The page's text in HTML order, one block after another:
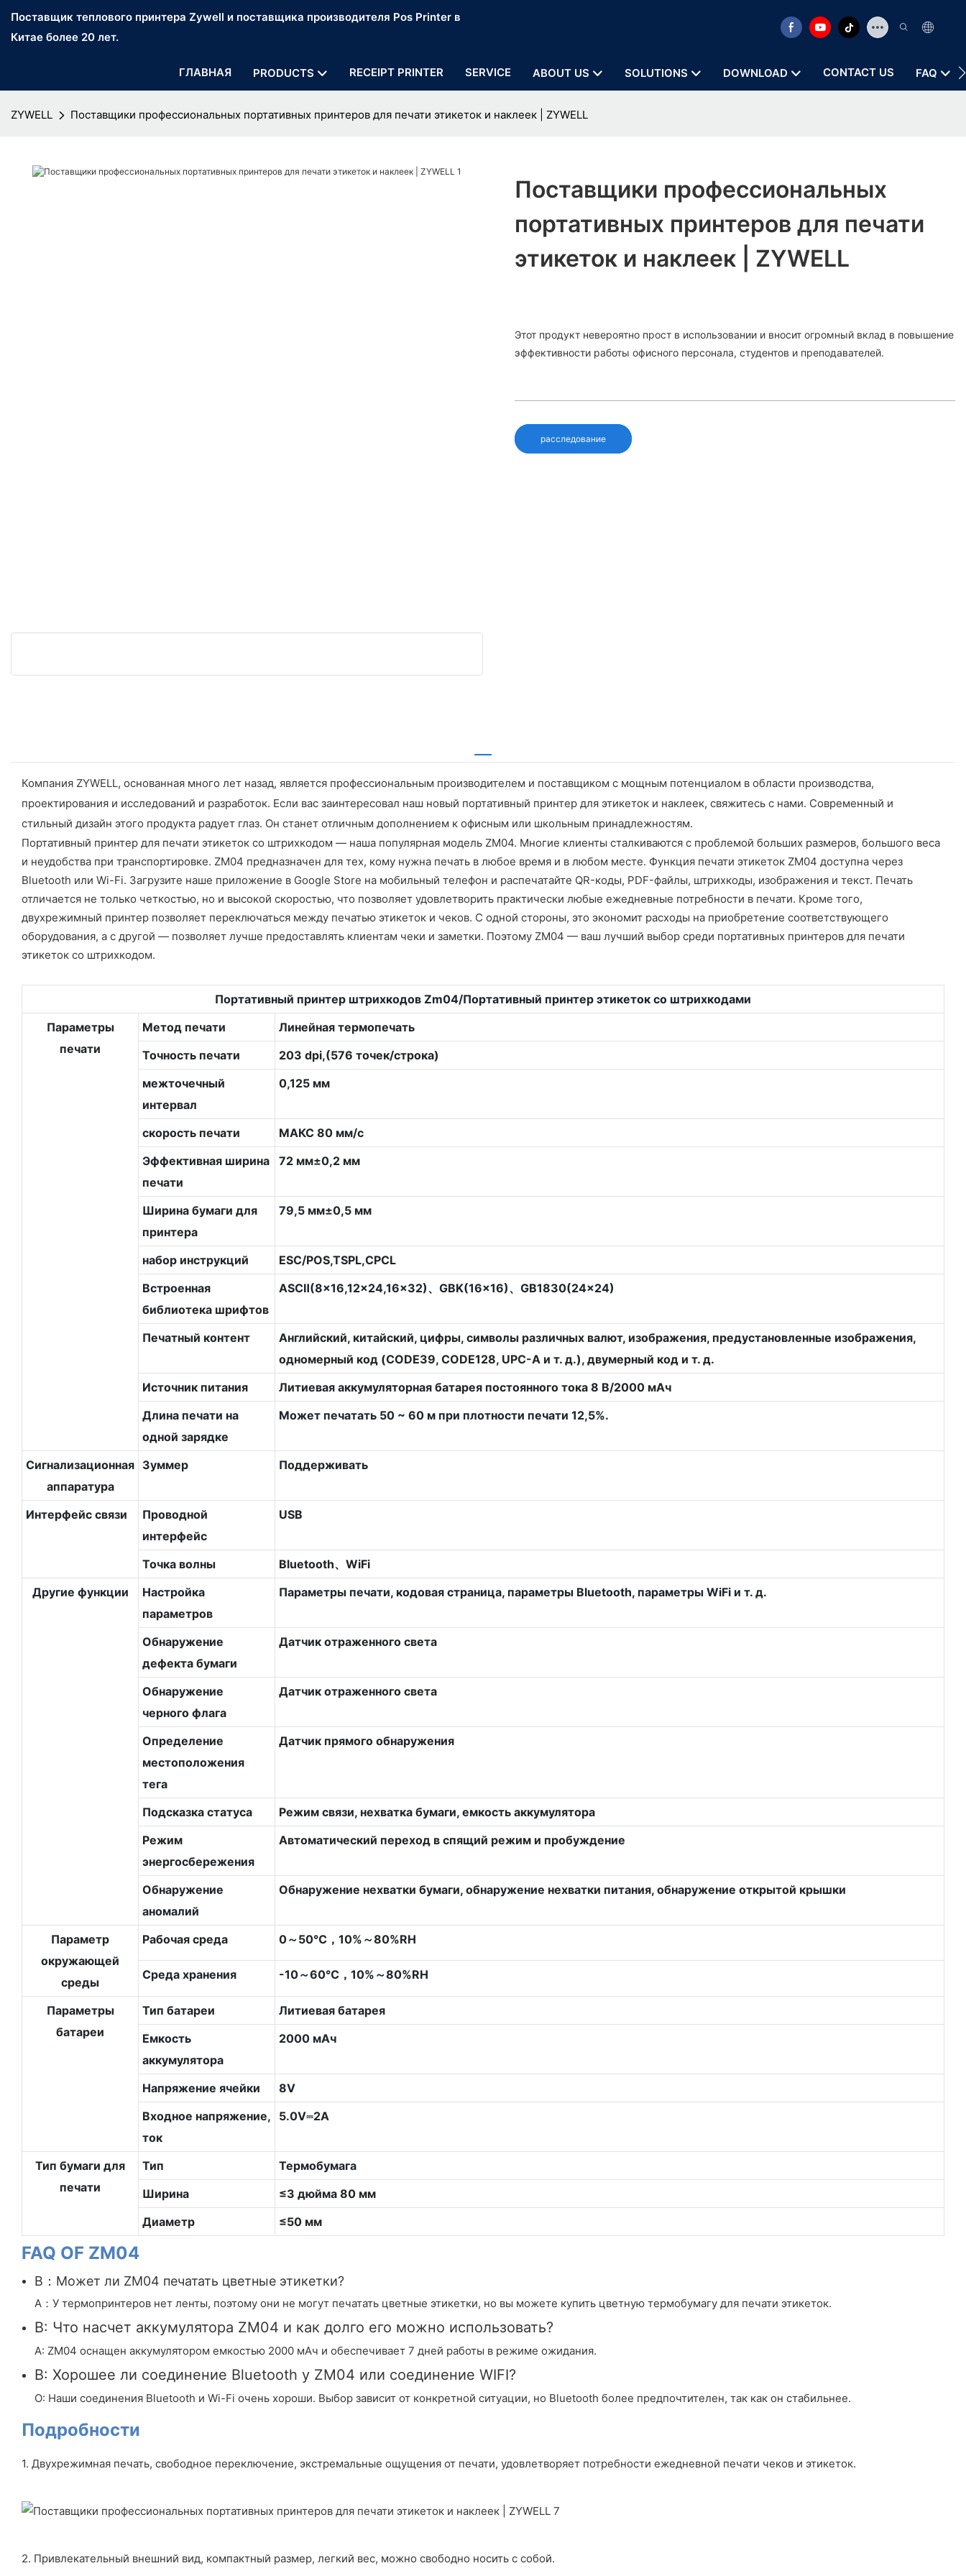
Поставщик теплового принтера Zywell и поставщика производителя Pos Printer в
Китае более 20 лет.
ГЛАВНАЯ PRODUCTS RECEIPT PRINTER SERVICE ABOUT US SOLUTIONS DOWNLOAD CONTACT US FAQ
ZYWELL Поставщики профессиональных портативных принтеров для печати этикеток и наклеек | ZYWELL
Поставщики профессиональных
портативных принтеров для печати
этикеток и наклеек | ZYWELL
Этот продукт невероятно прост в использовании и вносит огромный вклад в повышение
эффективности работы офисного персонала, студентов и преподавателей.
расследование
Компания ZYWELL, основанная много лет назад, является профессиональным производителем и поставщиком с мощным потенциалом в области производства,
проектирования и исследований и разработок. Если вас заинтересовал наш новый портативный принтер для этикеток и наклеек, свяжитесь с нами. Современный и
стильный дизайн этого продукта радует глаз. Он станет отличным дополнением к офисным или школьным принадлежностям.
Портативный принтер для печати этикеток со штрихкодом — наша популярная модель ZM04. Многие клиенты сталкиваются с проблемой больших размеров, большого веса
и неудобства при транспортировке. ZM04 предназначен для тех, кому нужна печать в любое время и в любом месте. Функция печати этикеток ZM04 доступна через
Bluetooth или Wi-Fi. Загрузите наше приложение в Google Store на мобильный телефон и распечатайте QR-коды, PDF-файлы, штрихкоды, изображения и текст. Печать
отличается не только четкостью, но и высокой скоростью, что позволяет удовлетворить практически любые ежедневные потребности в печати. ​​Кроме того,
двухрежимный принтер позволяет переключаться между печатью этикеток и чеков. С одной стороны, это экономит расходы на приобретение соответствующего
оборудования, а с другой — позволяет лучше предоставлять клиентам чеки и заметки. Поэтому ZM04 — ваш лучший выбор среди портативных принтеров для печати
этикеток со штрихкодом.
Портативный принтер штрихкодов Zm04/Портативный принтер этикеток со штрихкодами
Параметры
печати
Метод печати
Линейная термопечать
Точность печати
203 dpi,(576 точек/строка)
межточечный
интервал
0,125 мм
скорость печати
МАКС 80 мм/с
Эффективная ширина
печати
72 мм±0,2 мм
Ширина бумаги для
принтера
79,5 мм±0,5 мм
набор инструкций
ESC/POS,TSPL,CPCL
Встроенная
библиотека шрифтов
ASCⅡ(8x16,12x24,16x32)、GBK(16x16)、GB1830(24x24)
Печатный контент
Английский, китайский, цифры, символы различных валют, изображения, предустановленные изображения,
одномерный код (CODE39, CODE128, UPC-A и т. д.), двумерный код и т. д.
Источник питания
Литиевая аккумуляторная батарея постоянного тока 8 В/2000 мАч
Длина печати на
одной зарядке
Может печатать 50 ~ 60 м при плотности печати 12,5%.
Сигнализационная
аппаратура
Зуммер Поддерживать
Интерфейс связи
Проводной
интерфейс
USB
Точка волны
Bluetooth、WiFi
Другие функции
Настройка
параметров
Параметры печати, кодовая страница, параметры Bluetooth, параметры WiFi и т. д.
Обнаружение
дефекта бумаги
Датчик отраженного света
Обнаружение
черного флага
Датчик отраженного света
Определение
местоположения
тега
Датчик прямого обнаружения
Подсказка статуса
Режим связи, нехватка бумаги, емкость аккумулятора
Режим
энергосбережения
Автоматический переход в спящий режим и пробуждение
Обнаружение
аномалий
Обнаружение нехватки бумаги, обнаружение нехватки питания, обнаружение открытой крышки
Параметр
окружающей
среды
Рабочая среда 0～50℃，10%～80%RH
Среда хранения -10～60℃，10%～80%RH
Параметры
батареи
Тип батареи
Литиевая батарея
Емкость
аккумулятора
2000 мАч
Напряжение ячейки
8V
Входное напряжение,
ток
5.0V⎓2A
Тип бумаги для
печати
Тип
Термобумага
Ширина
≤3 дюйма 80 мм
Диаметр
≤50 мм
FAQ OF ZM04
В：Может ли ZM04 печатать цветные этикетки?
A：У термопринтеров нет ленты, поэтому они не могут печатать цветные этикетки, но вы можете купить цветную термобумагу для печати этикеток.
В: Что насчет аккумулятора ZM04 и как долго его можно использовать?
A: ZM04 оснащен аккумулятором емкостью 2000 мАч и обеспечивает 7 дней работы в режиме ожидания.
В: Хорошее ли соединение Bluetooth у ZM04 или соединение WIFI?
О: Наши соединения Bluetooth и Wi-Fi очень хороши. Выбор зависит от конкретной ситуации, но Bluetooth более предпочтителен, так как он стабильнее.
Подробности
1. Двухрежимная печать, свободное переключение, экстремальные ощущения от печати, удовлетворяет потребности ежедневной печати чеков и этикеток.
2. Привлекательный внешний вид, компактный размер, легкий вес, можно свободно носить с собой.